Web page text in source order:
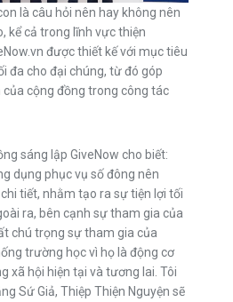
là câu hỏi nên hay không nên
kể cả trong lĩnh vực thiện
được thiết kế với mục tiêu
đa cho đại chúng, từ đó góp
cộng đồng trong công tác
sáng lập GiveNow cho biết:
dụng phục vụ số đông nên
tiết, nhằm tạo ra sự tiện lợi tối
ra, bên cạnh sự tham gia của
chú trọng sự tham gia của
trường học vì họ là động cơ
xã hội hiện tại và tương lai. Tôi
Sứ Giả, Thiệp Thiện Nguyện sẽ